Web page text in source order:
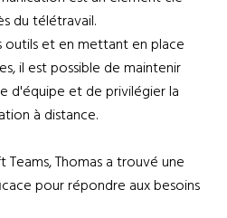
du télétravail.
outils et en mettant en place
il est possible de maintenir
d'équipe et de privilégier la
à distance.
Thomas a trouvé une
pour répondre aux besoins